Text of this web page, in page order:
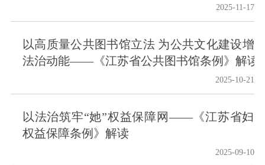
2025-11-17
以高质量公共图书馆立法 为公共文化建设增
法治动能——《江苏省公共图书馆条例》解读
2025-10-21
以法治筑牢“她”权益保障网——《江苏省妇
权益保障条例》解读
2025-09-10